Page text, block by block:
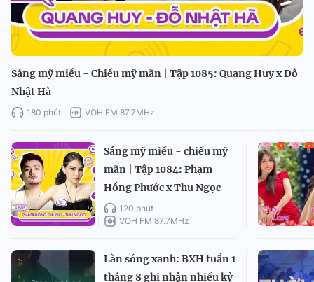
Sáng mỹ miều - Chiều mỹ mãn | Tập 1085: Quang Huy x Đỗ
Nhật Hà
180 phút VOH FM 87.7MHz
Sáng mỹ miều - chiều mỹ
mãn | Tập 1084: Phạm
Hồng Phước x Thu Ngọc
120 phút
VOH FM 87.7MHz
Làn sóng xanh: BXH tuần 1
tháng 8 ghi nhận nhiều kỷ